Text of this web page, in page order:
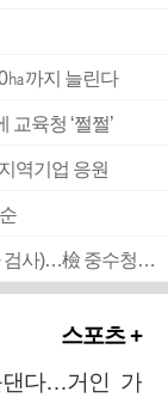
㏊까지 늘린다
육청 ‘쩔쩔’
역기업 응원
■ 검사 신분 버리고 직급하향(10년 이하 저연차 검사)…檢 중수청행 기피
스포츠 +
댄다…거인 가